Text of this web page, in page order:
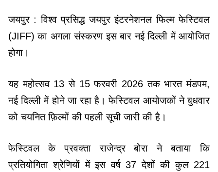
जयपुर : विश्व प्रसिद्ध जयपुर इंटरनेशनल फिल्म फेस्टिवल
(JIFF) का अगला संस्करण इस बार नई दिल्ली में आयोजित
होगा।
यह महोत्सव 13 से 15 फरवरी 2026 तक भारत मंडपम,
नई दिल्ली में होने जा रहा है। फेस्टिवल आयोजकों ने बुधवार
को चयनित फ़िल्मों की पहली सूची जारी की है।
फेस्टिवल के प्रवक्ता राजेन्द्र बोरा ने बताया कि
प्रतियोगिता श्रेणियों में इस वर्ष 37 देशों की कुल 221